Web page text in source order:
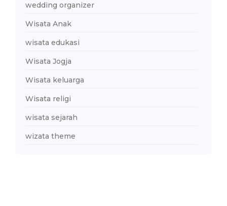
wedding organizer
Wisata Anak
wisata edukasi
Wisata Jogja
Wisata keluarga
Wisata religi
wisata sejarah
wizata theme